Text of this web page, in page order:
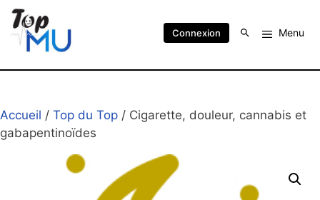
Connexion Menu
Accueil / Top du Top / Cigarette, douleur, cannabis et
gabapentinoïdes